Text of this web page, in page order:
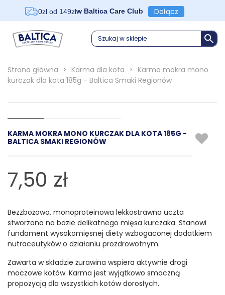
0zł od 149złw Baltica Care Club Dołącz
Szukaj w sklepie
Strona główna > Karma dla kota > Karma mokra mono
kurczak dla kota 185g - Baltica Smaki Regionów
KARMA MOKRA MONO KURCZAK DLA KOTA 185G -
BALTICA SMAKI REGIONÓW
7,50 zł
Bezzbożowa, monoproteinowa lekkostrawna uczta
stworzona na bazie delikatnego mięsa kurczaka. Stanowi
fundament wysokomięsnej diety wzbogaconej dodatkiem
nutraceutyków o działaniu prozdrowotnym.
Zawarta w składzie żurawina wspiera aktywnie drogi
moczowe kotów. Karma jest wyjątkowo smaczną
propozycją dla wszystkich kotów dorosłych.